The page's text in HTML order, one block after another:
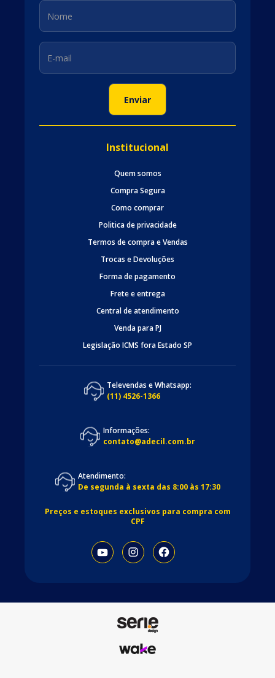
Institucional
Quem somos
Compra Segura
Como comprar
Politica de privacidade
Termos de compra e Vendas
Trocas e Devoluções
Forma de pagamento
Frete e entrega
Central de atendimento
Venda para PJ
Legislação ICMS fora Estado SP
Televendas e Whatsapp:
(11) 4526-1366
Informações:
contato@adecil.com.br
Atendimento:
De segunda à sexta das 8:00 às 17:30
Preços e estoques exclusivos para compra com
CPF